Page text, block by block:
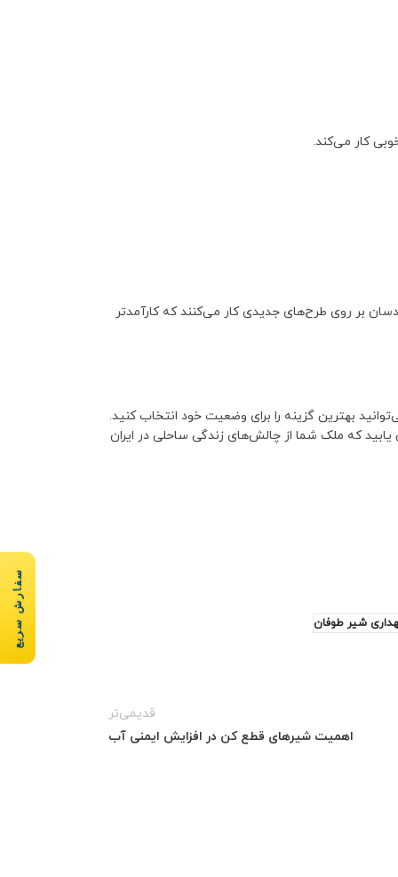
کار می‌کند.
بر روی طرح‌های جدیدی کار می‌کنند که کارآمدتر
بهترین گزینه را برای وضعیت خود انتخاب کنید.
که ملک شما از چالش‌های زندگی ساحلی در ایران
شیر طوفان
قدیمی‌تر
اهمیت شیرهای قطع کن در افزایش ایمنی آب
سفارش سریع